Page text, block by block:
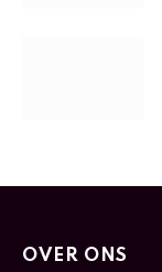
OVER ONS